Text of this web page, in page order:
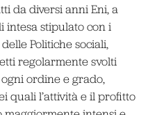
da diversi anni Eni, a
intesa stipulato con i
Politiche sociali,
regolarmente svolti
ordine e grado,
quali l’attività e il profitto